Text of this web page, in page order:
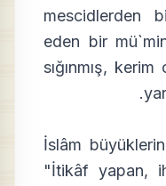
mescidlerden
eden bir
sığınmış,
İslâm
"İtikâf yapan,